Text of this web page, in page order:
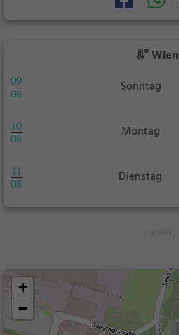
Wien
09
08
Sonntag
10
08
Montag
11
08
Dienstag
+
−